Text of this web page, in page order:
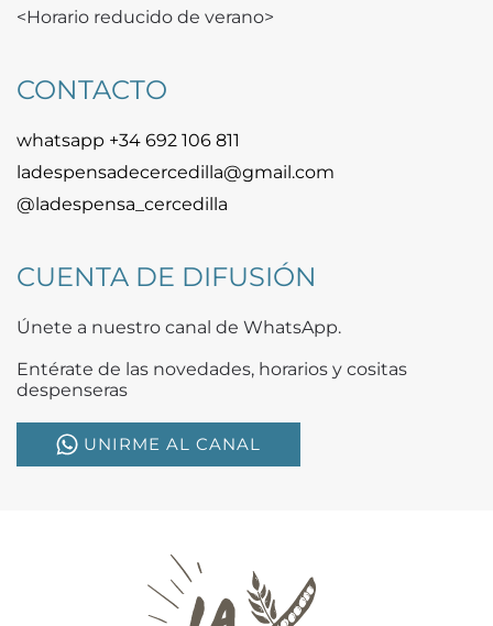
<Horario reducido de verano>
CONTACTO
whatsapp +34 692 106 811
ladespensadecercedilla@gmail.com
@ladespensa_cercedilla
CUENTA DE DIFUSIÓN
Únete a nuestro canal de WhatsApp.
Entérate de las novedades, horarios y cositas
despenseras
UNIRME AL CANAL